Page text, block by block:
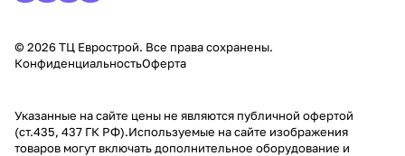
© 2026 ТЦ Еврострой. Все права сохранены.
КонфиденциальностьОферта
Указанные на сайте цены не являются публичной офертой
(ст.435, 437 ГК РФ).Используемые на сайте изображения
товаров могут включать дополнительное оборудование и